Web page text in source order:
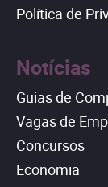
Política de
Notícias
Guias de
Vagas de
Concursos
Economia